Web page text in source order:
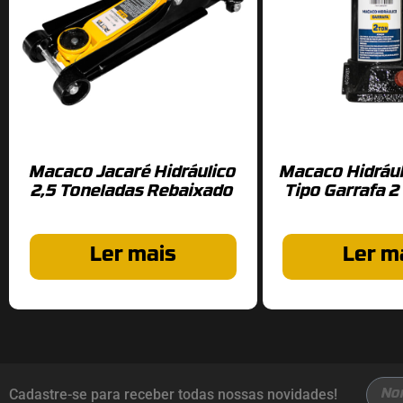
Macaco Jacaré Hidráulico
2,5 Toneladas Rebaixado
Ler mais
Macaco
Tipo Garrafa
Ler
Cadastre-se para receber todas nossas novidades!